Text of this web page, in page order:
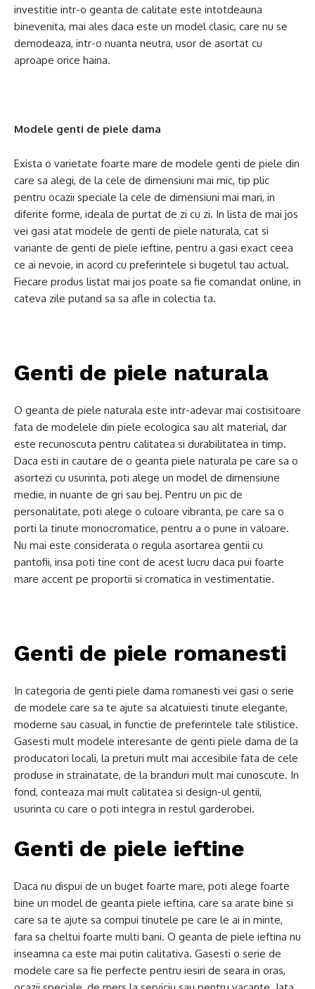
investitie intr-o geanta de calitate este intotdeauna
binevenita, mai ales daca este un model clasic, care nu se
demodeaza, intr-o nuanta neutra, usor de asortat cu
aproape orice haina.
Modele genti de piele dama
Exista o varietate foarte mare de modele genti de piele din
care sa alegi, de la cele de dimensiuni mai mic, tip plic
pentru ocazii speciale la cele de dimensiuni mai mari, in
diferite forme, ideala de purtat de zi cu zi. In lista de mai jos
vei gasi atat modele de genti de piele naturala, cat si
variante de genti de piele ieftine, pentru a gasi exact ceea
ce ai nevoie, in acord cu preferintele si bugetul tau actual.
Fiecare produs listat mai jos poate sa fie comandat online, in
cateva zile putand sa sa afle in colectia ta.
Genti de piele naturala
O geanta de piele naturala este intr-adevar mai costisitoare
fata de modelele din piele ecologica sau alt material, dar
este recunoscuta pentru calitatea si durabilitatea in timp.
Daca esti in cautare de o geanta piele naturala pe care sa o
asortezi cu usurinta, poti alege un model de dimensiune
medie, in nuante de gri sau bej. Pentru un pic de
personalitate, poti alege o culoare vibranta, pe care sa o
porti la tinute monocromatice, pentru a o pune in valoare.
Nu mai este considerata o regula asortarea gentii cu
pantofii, insa poti tine cont de acest lucru daca pui foarte
mare accent pe proportii si cromatica in vestimentatie.
Genti de piele romanesti
In categoria de genti piele dama romanesti vei gasi o serie
de modele care sa te ajute sa alcatuiesti tinute elegante,
moderne sau casual, in functie de preferintele tale stilistice.
Gasesti mult modele interesante de genti piele dama de la
producatori locali, la preturi mult mai accesibile fata de cele
produse in strainatate, de la branduri mult mai cunoscute. In
fond, conteaza mai mult calitatea si design-ul gentii,
usurinta cu care o poti integra in restul garderobei.
Genti de piele ieftine
Daca nu dispui de un buget foarte mare, poti alege foarte
bine un model de geanta piele ieftina, care sa arate bine si
care sa te ajute sa compui tinutele pe care le ai in minte,
fara sa cheltui foarte multi bani. O geanta de piele ieftina nu
inseamna ca este mai putin calitativa. Gasesti o serie de
modele care sa fie perfecte pentru iesiri de seara in oras,